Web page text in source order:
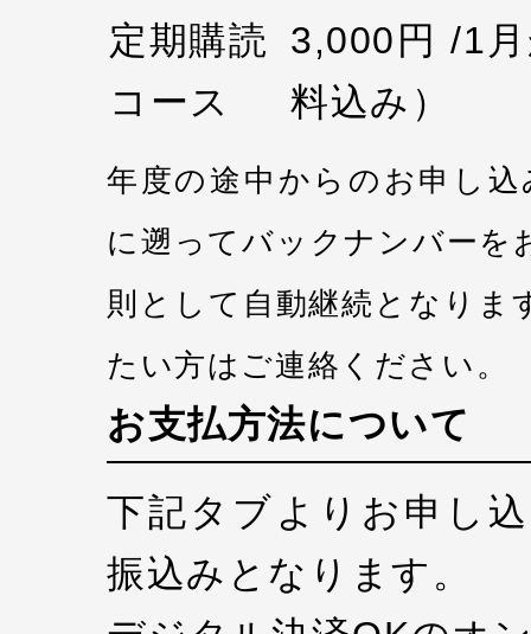
定期購読
コース
3,000円 /1
料込み）
年度の途中からのお申し
に遡ってバックナンバーを
則として自動継続となりま
たい方はご連絡ください。
お支払方法について
下記タブよりお申し
振込みとなります。